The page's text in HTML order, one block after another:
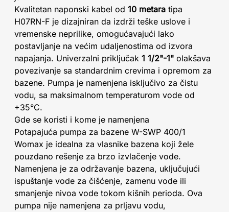
Kvalitetan naponski kabel od 10 metara tipa
H07RN-F je dizajniran da izdrži teške uslove i
vremenske neprilike, omogućavajući lako
postavljanje na većim udaljenostima od izvora
napajanja. Univerzalni priključak 1 1/2"-1" olakšava
povezivanje sa standardnim crevima i opremom za
bazene. Pumpa je namenjena isključivo za čistu
vodu, sa maksimalnom temperaturom vode od
+35°C.
Gde se koristi i kome je namenjena
Potapajuća pumpa za bazene W-SWP 400/1
Womax je idealna za vlasnike bazena koji žele
pouzdano rešenje za brzo izvlačenje vode.
Namenjena je za održavanje bazena, uključujući
ispuštanje vode za čišćenje, zamenu vode ili
smanjenje nivoa vode tokom kišnih perioda. Ova
pumpa nije namenjena za prljavu vodu,